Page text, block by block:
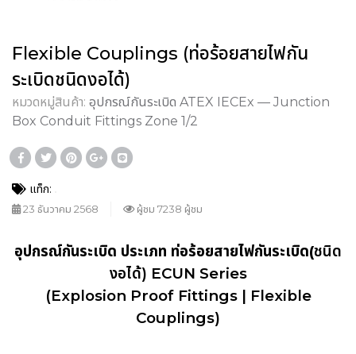
Flexible Couplings (ท่อร้อยสายไฟกัน
ระเบิดชนิดงอได้)
หมวดหมู่สินค้า: อุปกรณ์กันระเบิด ATEX IECEx — Junction
Box Conduit Fittings Zone 1/2
แท็ก:
23 ธันวาคม 2568 ผู้ชม 7238 ผู้ชม
อุปกรณ์กันระเบิด ประเภท ท่อร้อยสายไฟกันระเบิด(ชนิด
งอได้) ECUN Series
(Explosion Proof Fittings | Flexible
Couplings)